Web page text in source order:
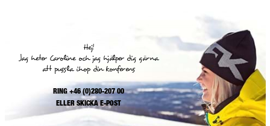
Hej!
Jag heter Caroline och jag hjälper dig gärna
att pussla ihop din konferens
RING +46 (0)280-207 00
ELLERSKICKA E-POST